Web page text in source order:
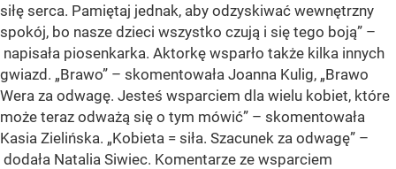
siłę serca. Pamiętaj jednak, aby odzyskiwać wewnętrzny
spokój, bo nasze dzieci wszystko czują i się tego boją” –
napisała piosenkarka. Aktorkę wsparło także kilka innych
gwiazd. „Brawo” – skomentowała Joanna Kulig, „Brawo
Wera za odwagę. Jesteś wsparciem dla wielu kobiet, które
może teraz odważą się o tym mówić” – skomentowała
Kasia Zielińska. „Kobieta = siła. Szacunek za odwagę” –
dodała Natalia Siwiec. Komentarze ze wsparciem